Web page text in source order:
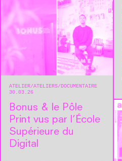
ATELIER ATELIERS
DOCUMENTAIRE
30.03.26
Bonus & le Pôle
Print vus par l’École
Supérieure du
Digital